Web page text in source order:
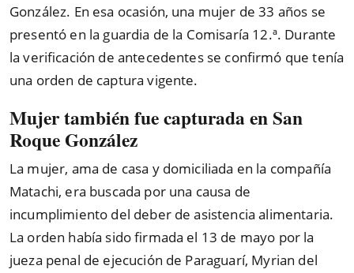
González. En esa ocasión, una mujer de 33 años se
presentó en la guardia de la Comisaría 12.ª. Durante
la verificación de antecedentes se confirmó que tenía
una orden de captura vigente.
Mujer también fue capturada en San
Roque González
La mujer, ama de casa y domiciliada en la compañía
Matachi, era buscada por una causa de
incumplimiento del deber de asistencia alimentaria.
La orden había sido firmada el 13 de mayo por la
jueza penal de ejecución de Paraguarí, Myrian del